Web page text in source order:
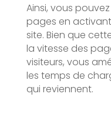
Ainsi, vous
pages en
site. Bien que
la vitesse des
visiteurs, vous
les temps de
qui reviennent.